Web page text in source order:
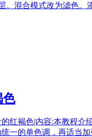
。混合模式改为滤色
色
红褐色|内容:本教程介
一的单色调，再适当